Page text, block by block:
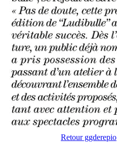
Retour ggderepio